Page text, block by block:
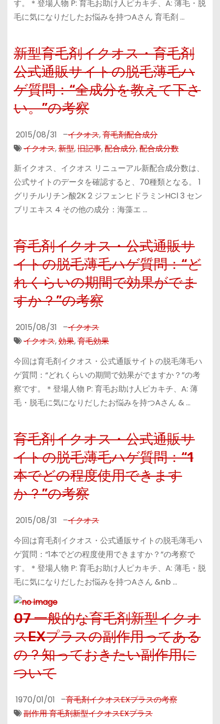
す。＊登場人物 P: 育毛お助け人ピカキチ、A: 薄毛・脱
毛に気になりだしたお悩みを持つAさん 育毛剤 …
新型育毛剤イクオス・育毛剤
公式通販サイトの脱毛薄毛ハ
ゲ質問：“全成分を教えて下さ
い。”の考察
2015/08/31 –イクオス,育毛剤配合成分
イクオス,新型,旧記事,配合成分,配合成分数
新イクオス、イクオス リニューアル新配合成分数は、
公式サイトのデータを確認すると、70種類となる。 1
グリチルリチン酸2K 2 ジフェンヒドラミンHCl 3 セン
ブリエキス 4 その他の成分：海藻エ …
育毛剤イクオス・公式通販サ
イトの脱毛薄毛ハゲ質問：“ど
れくらいの期間で効果がでま
すか？”の考察
2015/08/31 –イクオス
イクオス,効果,育毛効果
今回は育毛剤イクオス・公式通販サイトの脱毛薄毛ハ
ゲ質問：“どれくらいの期間で効果がでますか？”の考
察です。＊登場人物 P: 育毛お助け人ピカキチ、A: 薄
毛・脱毛に気になりだしたお悩みを持つAさん & …
育毛剤イクオス・公式通販サ
イトの脱毛薄毛ハゲ質問：“1
本でどの程度使用できます
か？”の考察
2015/08/31 –イクオス
今回は育毛剤イクオス・公式通販サイトの脱毛薄毛ハ
ゲ質問：“1本でどの程度使用できますか？”の考察で
す。＊登場人物 P: 育毛お助け人ピカキチ、A: 薄毛・脱
毛に気になりだしたお悩みを持つAさん &nb …
07 一般的な育毛剤新型イクオ
スEXプラスの副作用ってある
の？知っておきたい副作用に
ついて
1970/01/01 –育毛剤イクオスEXプラスの考察
副作用 育毛剤新型イクオスEXプラス